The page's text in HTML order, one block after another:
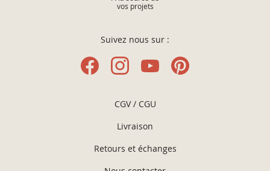
vos projets
Suivez nous sur :
CGV / CGU
Livraison
Retours et échanges